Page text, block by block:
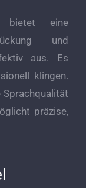
bietet eine
und
aus. Es
klingen.
präzise,